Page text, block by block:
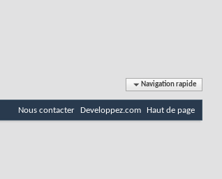
Navigation rapide
Nous contacter Developpez.com Haut de page